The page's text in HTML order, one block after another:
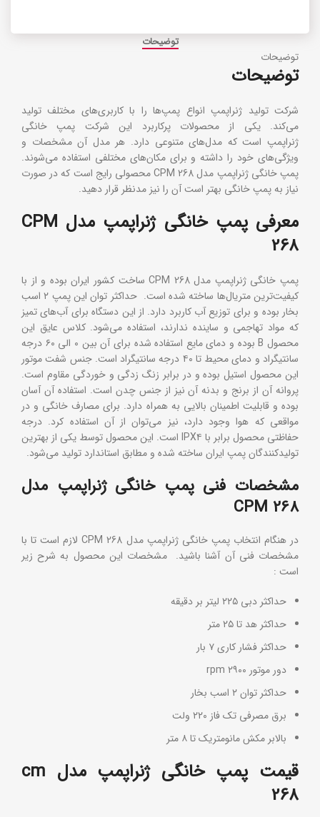
توضیحات
توضیحات
توضیحات
شرکت تولید ژنراپمپ انواع پمپ‌ها را با کاربری‌های مختلف تولید
می‌کند. یکی از محصولات پرکاربرد این شرکت پمپ خانگی
ژنراپمپ است که مدل‌های متنوعی دارد. هر مدل آن مشخصات و
ویژگی‌های خود را داشته و برای مکان‌های مختلفی استفاده می‌شوند.
پمپ خانگی ژنراپمپ مدل CPM 268 محصولی رایج است که در صورت
نیاز به پمپ خانگی بهتر است آن را نیز مدنظر قرار دهید.
معرفی پمپ خانگی ژنراپمپ مدل CPM
268
پمپ خانگی ژنراپمپ مدل CPM 268 ساخت کشور ایران بوده و از با
کیفیت‌ترین متریال‌ها ساخته شده است. حداکثر توان این پمپ ۲ اسب
بخار بوده و برای توزیع آب کاربرد دارد. از این دستگاه برای آب‌های تمیز
که مواد تهاجمی و ساینده ندارند، استفاده می‌شود. کلاس عایق این
محصول B بوده و دمای مایع استفاده شده برای آن بین ۰ الی ۶۰ درجه
سانتیگراد و دمای محیط تا ۴۰ درجه سانتیگراد است. جنس شفت موتور
این محصول استیل بوده و در برابر زنگ زدگی و خوردگی مقاوم است.
پروانه آن از برنج و بدنه آن نیز از جنس چدن است. استفاده آن آسان
بوده و قابلیت اطمینان بالایی به همراه دارد‌. برای مصارف خانگی و در
مواقعی که هوا وجود دارد، نیز می‌توان از آن استفاده کرد. درجه
حفاظتی محصول برابر با IPX۴ است. این محصول توسط یکی از بهترین
تولید‌کنندگان پمپ ایران ساخته شده و مطابق استاندارد تولید می‌شود.
مشخصات فنی پمپ خانگی ژنراپمپ مدل
CPM 268
در هنگام انتخاب پمپ خانگی ژنراپمپ مدل CPM 268 لازم است تا با
مشخصات فنی آن آشنا باشید. مشخصات این محصول به شرح زیر
است :
حداکثر دبی ۲۲۵ لیتر بر دقیقه
حداکثر هد تا ۲۵ متر
حداکثر فشار کاری ۷ بار
دور موتور ۲۹۰۰ rpm
حداکثر توان ۲ اسب بخار
برق مصرفی تک فاز ۲۲۰ ولت
بالابر مکش مانومتریک تا ۸ متر
قیمت پمپ خانگی ژنراپمپ مدل cm
268